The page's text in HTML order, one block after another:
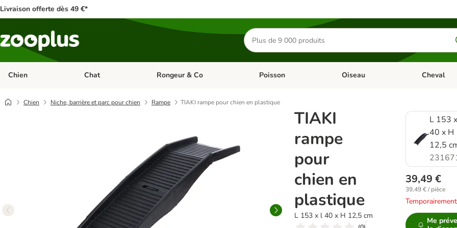
Livraison offerte dès 49 €*
Rechercher
des
produits
Chien Dérouler les catégories: Chien
Chat Dérouler les catégories: Chat
Rongeur & Co Dérouler les catégories: Rongeur & Co
Poisson Dérouler les catégories: Poisson
Oiseau Dérouler les
Cheval
Chien Niche, barrière et parc pour chien Rampe TIAKI rampe pour chien en plastique
TIAKI
rampe
pour
chien en
plastique
L 153 x l 40 x H 12,5 cm
L 153
40 x H
12,5
39,49 €
39,49 € / pièce
Me